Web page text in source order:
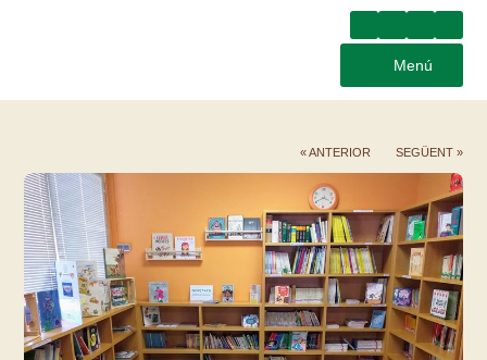
Menú
« ANTERIOR SEGÜENT »